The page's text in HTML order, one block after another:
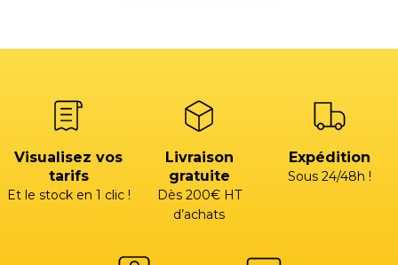
Visualisez vos
tarifs
Et le stock en 1 clic !
Livraison
gratuite
Dès 200€ HT
d’achats
Expédition
Sous 24/48h !